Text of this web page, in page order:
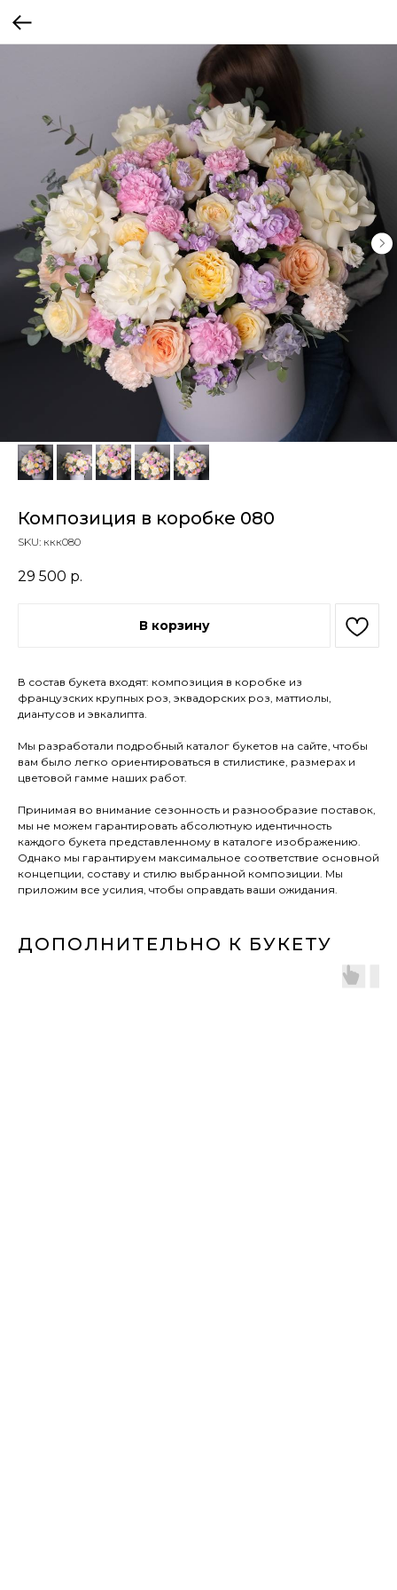
Композиция в коробке 080
SKU: ккк080
29 500 р.
В корзину
В состав букета входят: композиция в коробке из
французских крупных роз, эквадорских роз, маттиолы,
диантусов и эвкалипта.
Мы разработали подробный каталог букетов на сайте, чтобы
вам было легко ориентироваться в стилистике, размерах и
цветовой гамме наших работ.
Принимая во внимание сезонность и разнообразие поставок,
мы не можем гарантировать абсолютную идентичность
каждого букета представленному в каталоге изображению.
Однако мы гарантируем максимальное соответствие основной
концепции, составу и стилю выбранной композиции. Мы
приложим все усилия, чтобы оправдать ваши ожидания.
ДОПОЛНИТЕЛЬНО К БУКЕТУ